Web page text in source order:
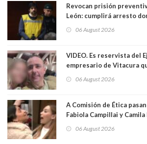
Revocan prisión
León: cumplirá arresto
06 August 2026
VIDEO. Es reservista del
empresario de Vitacura
al "ring raja". Se trata de
06 August 2026
A Comisión de Ética
Fabiola Campillai y
06 August 2026